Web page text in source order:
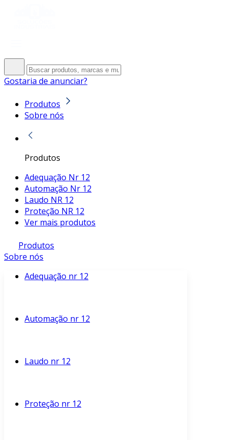
Gostaria de anunciar?
Produtos
Sobre nós
Produtos
Adequação Nr 12
Automação Nr 12
Laudo NR 12
Proteção NR 12
Ver mais produtos
Produtos
Sobre nós
Adequação nr 12
Automação nr 12
Laudo nr 12
Proteção nr 12